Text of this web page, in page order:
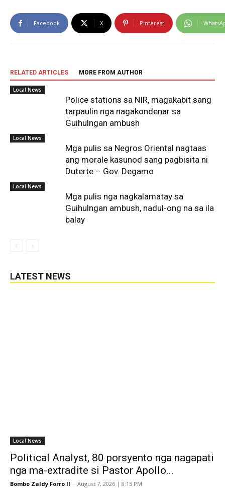
Facebook X Pinterest
RELATED ARTICLES MORE FROM AUTHOR
Local News
Police stations sa NIR, magakabit sang
tarpaulin nga nagakondenar sa
Guihulngan ambush
Local News
Mga pulis sa Negros Oriental nagtaas
ang morale kasunod sang pagbisita ni
Duterte – Gov. Degamo
Local News
Mga pulis nga nagkalamatay sa
Guihulngan ambush, nadul-ong na sa ila
balay
LATEST NEWS
Local News
Political Analyst, 80 porsyento nga nagapati
nga ma-extradite si Pastor Apollo...
Bombo Zaldy Forro II - August 7, 2026 | 8:15 PM